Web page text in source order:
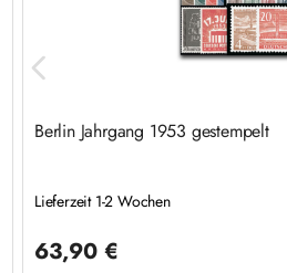
Berlin Jahrgang 1953 gestempelt
Lieferzeit 1-2 Wochen
63,90 €